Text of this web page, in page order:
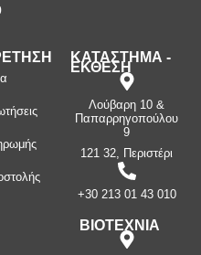
ΚΑΤΑΣΤΗΜΑ -
ΕΚΘΕΣΗ
Λούβαρη 10 &
Παπαρρηγοπούλου
9
121 32, Περιστέρι
+30 213 01 43 010
ΒΙΟΤΕΧΝΙΑ